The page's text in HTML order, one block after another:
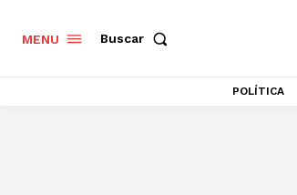
MENU Buscar
POLÍTICA